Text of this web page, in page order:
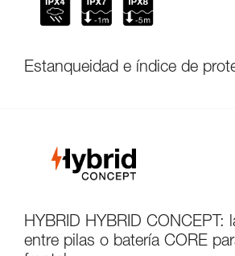
Estanqueidad e índice de
HYBRID HYBRID CONCEPT:
entre pilas o batería CORE